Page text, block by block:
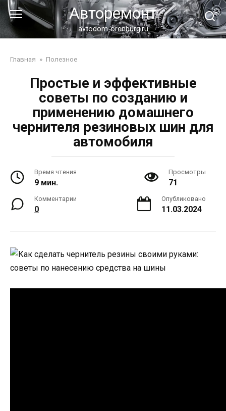
Перейти
к
контенту
Авторемонт
avtodom-orenburg.ru
Главная » Полезное
Простые и эффективные
советы по созданию и
применению домашнего
чернителя резиновых шин для
автомобиля
Время чтения
9 мин.
Просмотры
71
Комментарии
0
Опубликовано
11.03.2024